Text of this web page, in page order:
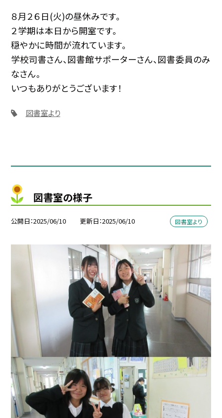
８月２６日(火)の昼休みです。
２学期は本日から開室です。
穏やかに時間が流れています。
学校司書さん、図書館サポーターさん、図書委員のみ
なさん。
いつもありがとうございます！
図書室より
図書室の様子
公開日 2025/06/10 更新日 2025/06/10 図書室より